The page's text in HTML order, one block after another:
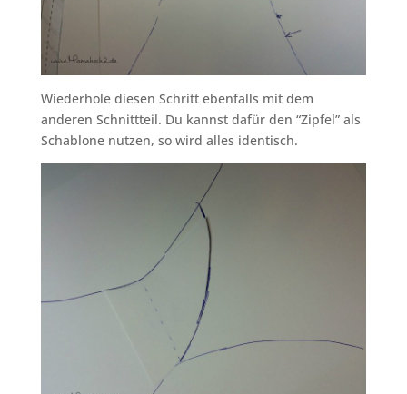
Wiederhole diesen Schritt ebenfalls mit dem
anderen Schnittteil. Du kannst dafür den “Zipfel” als
Schablone nutzen, so wird alles identisch.